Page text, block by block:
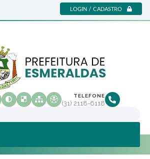
LOGIN / CADASTRO
TELEFONE
(31) 2118-6118